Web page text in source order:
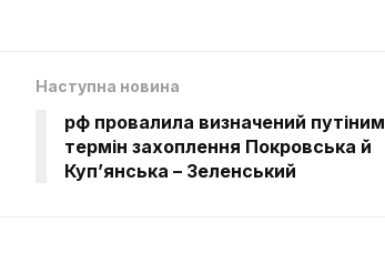
Наступна новина
рф провалила визначений путіним
термін захоплення Покровська й
Куп’янська – Зеленський